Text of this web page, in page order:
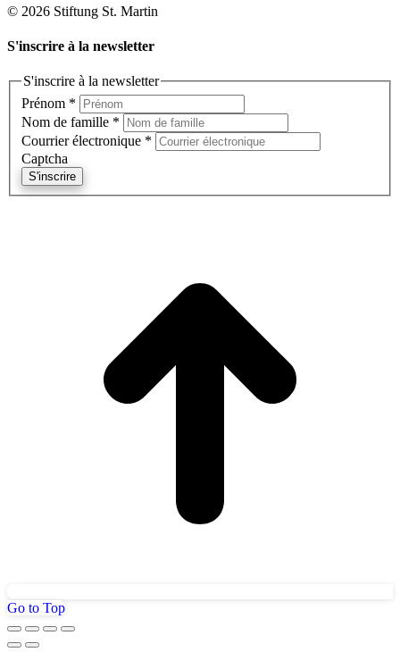
© 2026 Stiftung St. Martin
S'inscrire à la newsletter
S'inscrire à la newsletter
Prénom *
Nom de famille *
Courrier électronique *
Captcha
S'inscrire
Go to Top